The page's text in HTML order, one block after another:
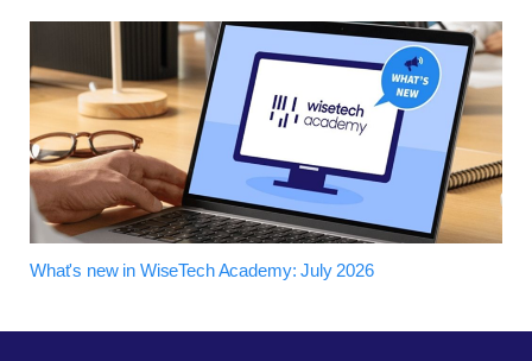
What's new in WiseTech Academy: July 2026